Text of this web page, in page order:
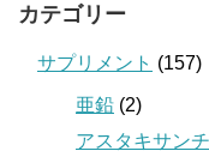
カテゴリー
サプリメント (157)
亜鉛 (2)
アスタキサン